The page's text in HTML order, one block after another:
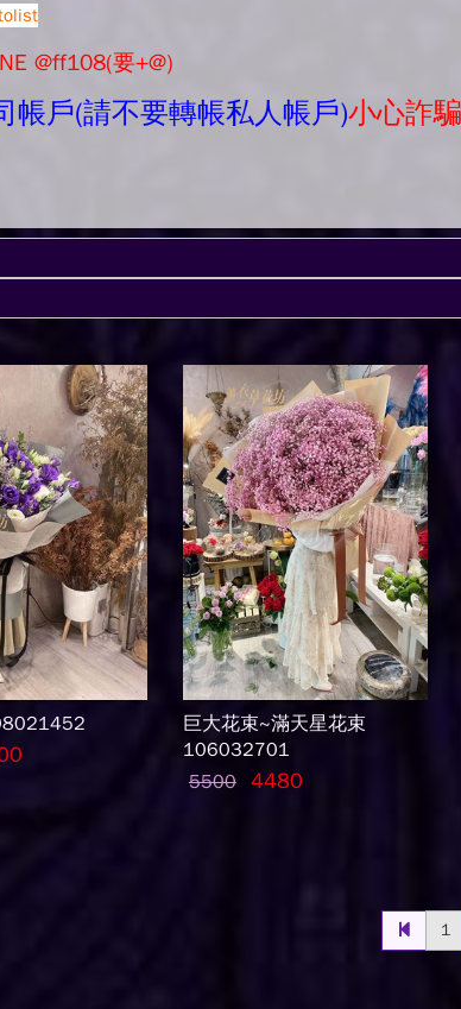
@ff108(要+@)
帳戶(請不要轉帳私人帳戶)小心詐騙
巨大花束~滿天星花束
106032701
5500
4480
1